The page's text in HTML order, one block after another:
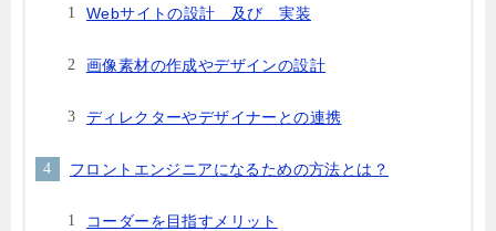
Webサイトの設計 及び 実装
画像素材の作成やデザインの設計
ディレクターやデザイナーとの連携
フロントエンジニアになるための方法とは？
コーダーを目指すメリット